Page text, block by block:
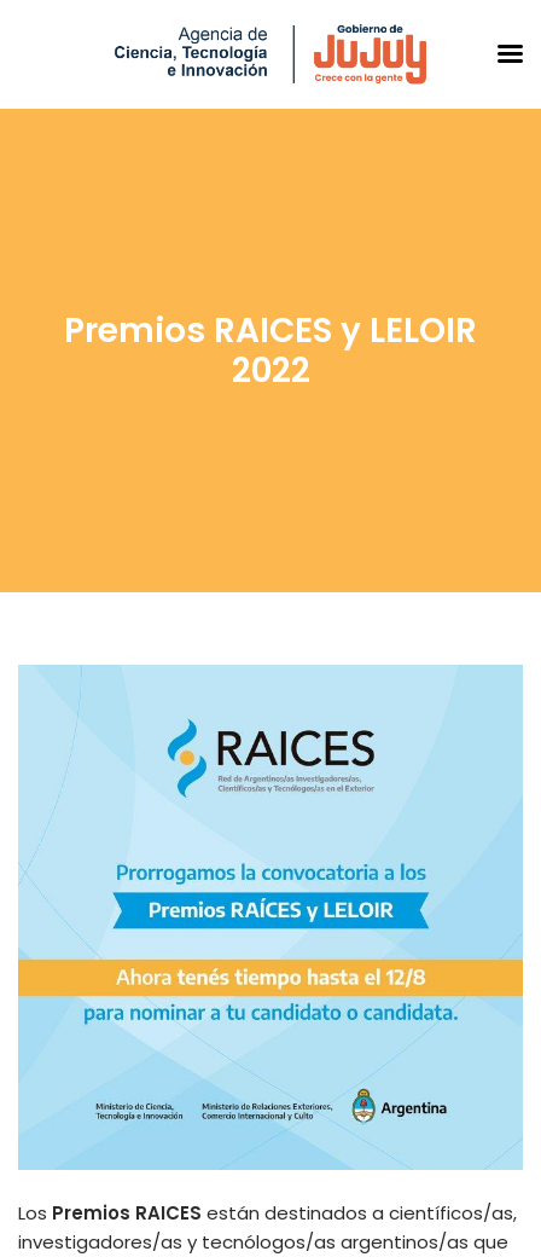
Premios RAICES y LELOIR
2022
Los Premios RAICES están destinados a científicos/as,
investigadores/as y tecnólogos/as argentinos/as que